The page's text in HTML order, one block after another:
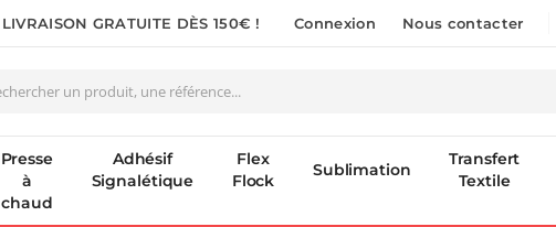
LIVRAISON GRATUITE DÈS 150€ ! Connexion Nous contacter
Presse
à
chaud
Adhésif
Signalétique
Flex
Flock
Sublimation
Transfert
Textile